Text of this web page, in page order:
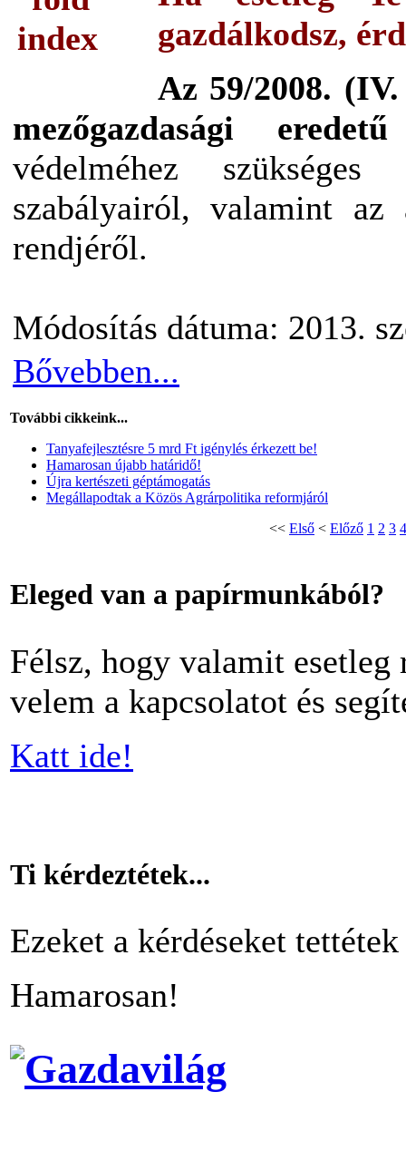
gazdálkodsz,
Az 59/2008.
mezőgazdasági
védelméhez
szabályairól, valamint az
rendjéről.
Módosítás dátuma: 2013.
Bővebben...
További cikkeink...
Tanyafejlesztésre 5 mrd Ft igénylés érkezett be!
Hamarosan újabb határidő!
Újra kertészeti géptámogatás
Megállapodtak a Közös Agrárpolitika reformjáról
<< Első < Előző 1 2 3 4
Eleged van a papírmunkából?
Félsz, hogy valamit
velem a kapcsolatot és
Katt ide!
Ti kérdeztétek...
Ezeket a kérdéseket
Hamarosan!